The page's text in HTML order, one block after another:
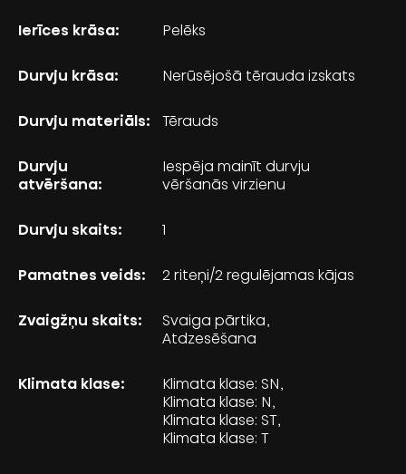
Ierīces krāsa: Pelēks
Durvju krāsa: Nerūsējošā tērauda izskats
Durvju materiāls: Tērauds
Durvju
atvēršana:
Iespēja mainīt durvju
vēršanās virzienu
Durvju skaits: 1
Pamatnes veids: 2 riteņi/2 regulējamas kājas
Zvaigžņu skaits:
Svaiga pārtika
Atdzesēšana
Klimata klase:
Klimata klase: SN
Klimata klase: N
Klimata klase: ST
Klimata klase: T